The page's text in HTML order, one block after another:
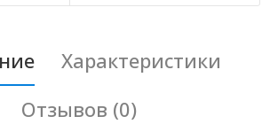
Характеристики
Отзывов (0)